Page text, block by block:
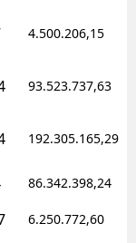
4.500.206,15
93.523.737,63
192.305.165,29
86.342.398,24
6.250.772,60